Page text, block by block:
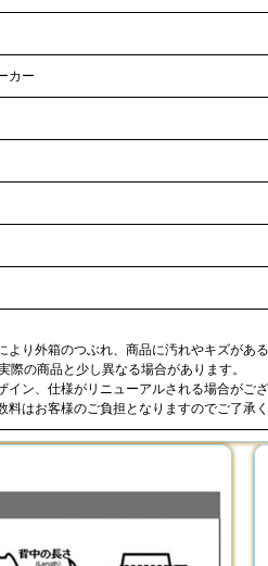
カー
り外箱のつぶれ、商品に汚れやキズがあ
の商品と少し異なる場合があります。
ン、仕様がリニューアルされる場合がご
はお客様のご負担となりますのでご了承く